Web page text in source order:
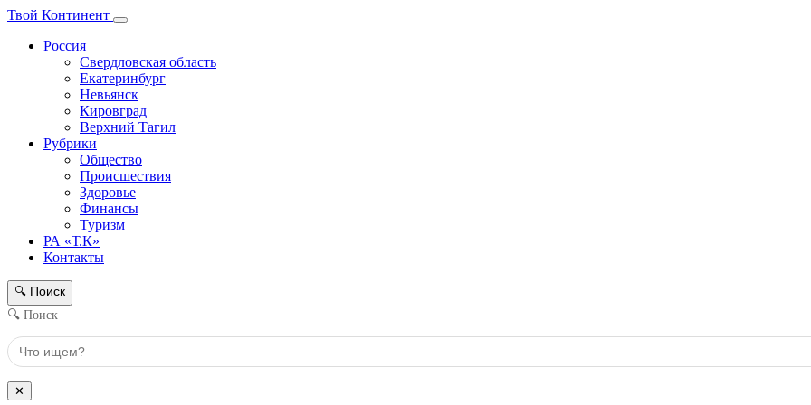
Твой Континент
Россия
Свердловская область
Екатеринбург
Невьянск
Кировград
Верхний Тагил
Рубрики
Общество
Происшествия
Здоровье
Финансы
Туризм
РА «Т.К»
Контакты
🔍 Поиск
🔍 Поиск
✕